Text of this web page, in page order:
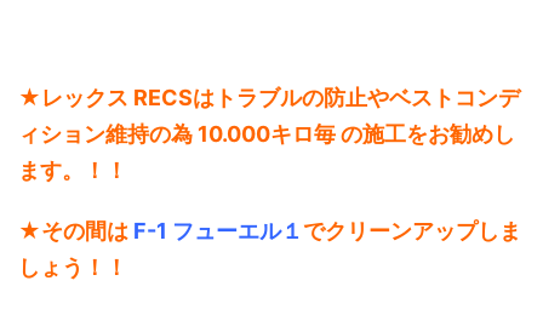
★レックス RECSはトラブルの防止やベストコンデ
ィション維持の為 10.000キロ毎 の施工をお勧めし
ます。！！
★その間は F-1 フューエル１ でクリーンアップしま
しょう！！